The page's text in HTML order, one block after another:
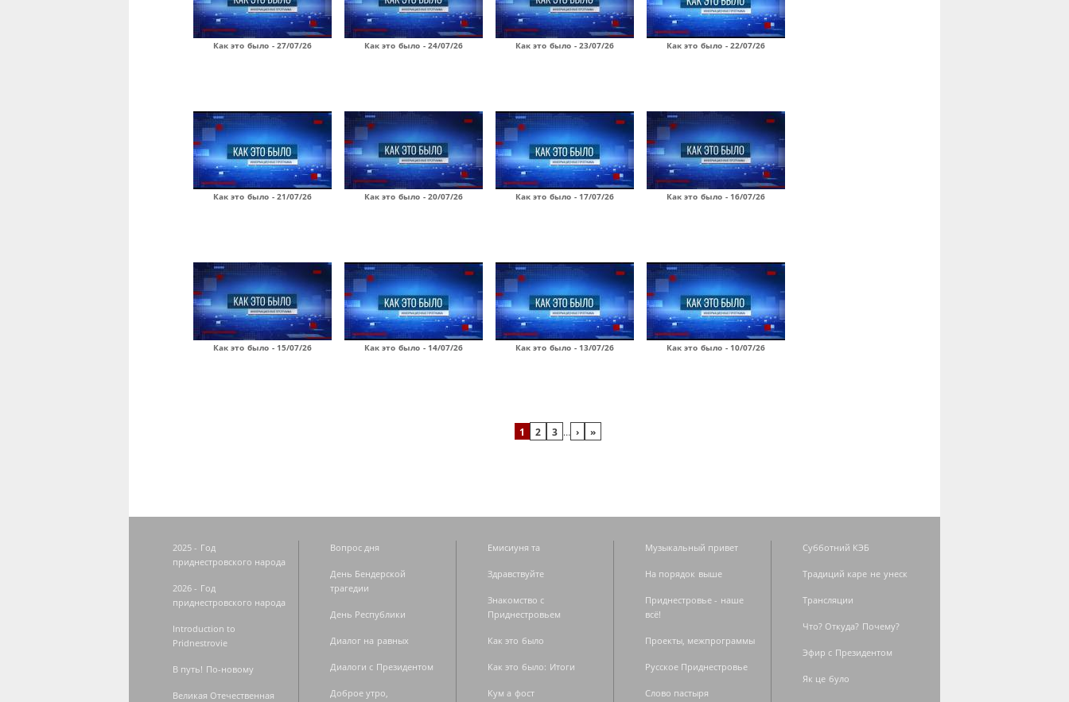
Как это было - 27/07/26 Как это было - 24/07/26 Как это было - 23/07/26 Как это было - 22/07/26
Как это было - 21/07/26 Как это было - 20/07/26 Как это было - 17/07/26 Как это было - 16/07/26
Как это было - 15/07/26 Как это было - 14/07/26 Как это было - 13/07/26 Как это было - 10/07/26
1 2 3 … › »
2025 - Год
приднестровского народа
2026 - Год
приднестровского народа
Introduction to
Pridnestrovie
В путь! По-новому
Великая Отечественная
Вопрос дня
День Бендерской
трагедии
День Республики
Диалог на равных
Диалоги с Президентом
Доброе утро,
Емисиуня та
Здравствуйте
Знакомство с
Приднестровьем
Как это было
Как это было: Итоги
Кум а фост
Музыкальный привет
На порядок выше
Приднестровье - наше
всё!
Проекты, межпрограммы
Русское Приднестровье
Слово пастыря
Субботний КЭБ
Традиций каре не унеск
Трансляции
Что? Откуда? Почему?
Эфир с Президентом
Як це було